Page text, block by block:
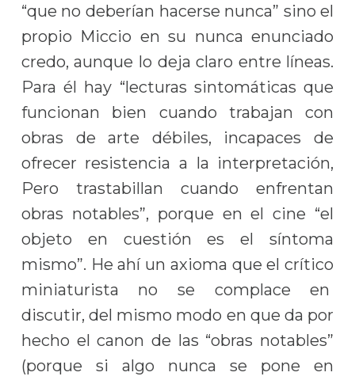
“que no deberían hacerse nunca” sino el
propio Miccio en su nunca enunciado
credo, aunque lo deja claro entre líneas.
Para él hay “lecturas sintomáticas que
funcionan bien cuando trabajan con
obras de arte débiles, incapaces de
ofrecer resistencia a la interpretación,
Pero trastabillan cuando enfrentan
obras notables”, porque en el cine “el
objeto en cuestión es el síntoma
mismo”. He ahí un axioma que el crítico
miniaturista no se complace en
discutir, del mismo modo en que da por
hecho el canon de las “obras notables”
(porque si algo nunca se pone en